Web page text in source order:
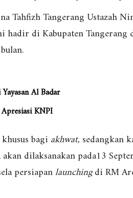
Tahfizh Tangerang Ustazah
di Kabupaten Tangerang
Al Badar
KNPI
bagiakhwat,sedangkan
dilaksanakan pada13
persiapanlaunchingdi RM